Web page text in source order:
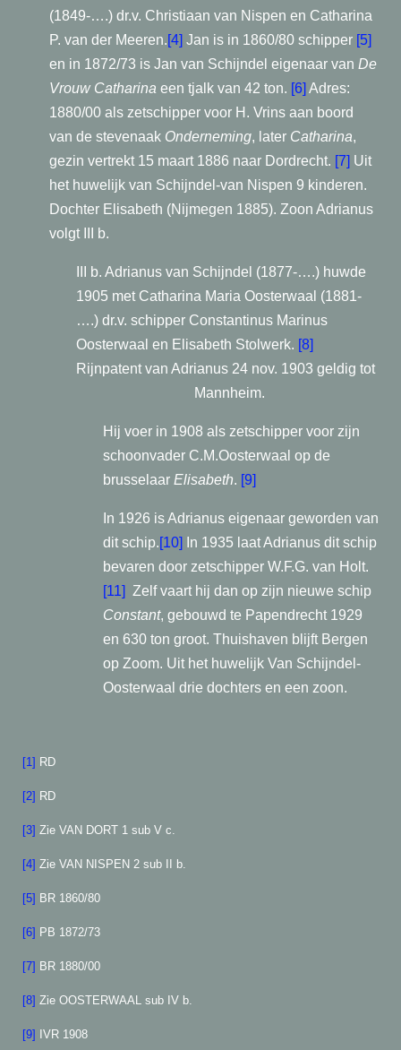
(1849-….) dr.v. Christiaan van Nispen en Catharina
P. van der Meeren.[4] Jan is in 1860/80 schipper [5]
en in 1872/73 is Jan van Schijndel eigenaar van De
Vrouw Catharina een tjalk van 42 ton. [6] Adres:
1880/00 als zetschipper voor H. Vrins aan boord
van de stevenaak Onderneming, later Catharina,
gezin vertrekt 15 maart 1886 naar Dordrecht. [7] Uit
het huwelijk van Schijndel-van Nispen 9 kinderen.
Dochter Elisabeth (Nijmegen 1885). Zoon Adrianus
volgt III b.
III b. Adrianus van Schijndel (1877-….) huwde
1905 met Catharina Maria Oosterwaal (1881-
….) dr.v. schipper Constantinus Marinus
Oosterwaal en Elisabeth Stolwerk. [8]
Rijnpatent van Adrianus 24 nov. 1903 geldig tot
Mannheim.
Hij voer in 1908 als zetschipper voor zijn
schoonvader C.M.Oosterwaal op de
brusselaar Elisabeth. [9]
In 1926 is Adrianus eigenaar geworden van
dit schip.[10]
In 1935 laat Adrianus dit schip
bevaren door zetschipper W.F.G. van Holt.
[11] Zelf vaart hij dan op zijn nieuwe schip
Constant, gebouwd te Papendrecht 1929
en 630 ton groot. Thuishaven blijft Bergen
op Zoom. Uit het huwelijk Van Schijndel-
Oosterwaal drie dochters en een zoon.
[1] RD
[2] RD
[3] Zie VAN DORT 1 sub V c.
[4] Zie VAN NISPEN 2 sub II b.
[5] BR 1860/80
[6] PB 1872/73
[7] BR 1880/00
[8] Zie OOSTERWAAL sub IV b.
[9] IVR 1908